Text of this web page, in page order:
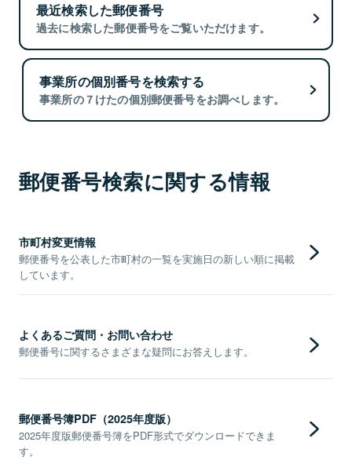
最近検索した郵便番号
過去に検索した郵便番号をご覧いただけます。
事業所の個別番号を検索する
事業所の７けたの個別郵便番号をお調べします。
郵便番号検索に関する情報
市町村変更情報
郵便番号を公表した市町村の一覧を実施日の新しい順に掲載
しています。
よくあるご質問・お問い合わせ
郵便番号に関するさまざまな疑問にお答えします。
郵便番号簿PDF（2025年度版）
2025年度版郵便番号簿をPDF形式でダウンロードできま
す。